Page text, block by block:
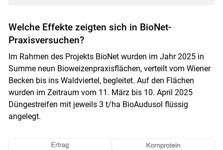
Welche Effekte zeigten sich in BioNet-
Praxisversuchen?
Im Rahmen des Projekts BioNet wurden im Jahr 2025 in
Summe neun Bioweizenpraxisflächen, verteilt vom Wiener
Becken bis ins Waldviertel, begleitet. Auf den Flächen
wurden im Zeitraum vom 11. März bis 10. April 2025
Düngestreifen mit jeweils 3 t/ha BioAudusol flüssig
angelegt.